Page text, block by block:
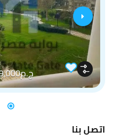
ج.م29,000
اتصل بنا